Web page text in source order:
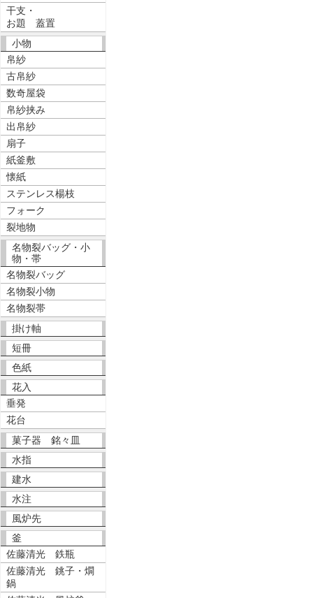
干支・
お題 蓋置
小物
帛紗
古帛紗
数奇屋袋
帛紗挟み
出帛紗
扇子
紙釜敷
懐紙
ステンレス楊枝
フォーク
裂地物
名物裂バッグ・小
物・帯
名物裂バッグ
名物裂小物
名物裂帯
掛け軸
短冊
色紙
花入
垂発
花台
菓子器 銘々皿
水指
建水
水注
風炉先
釜
佐藤清光 鉄瓶
佐藤清光 銚子・燗
鍋